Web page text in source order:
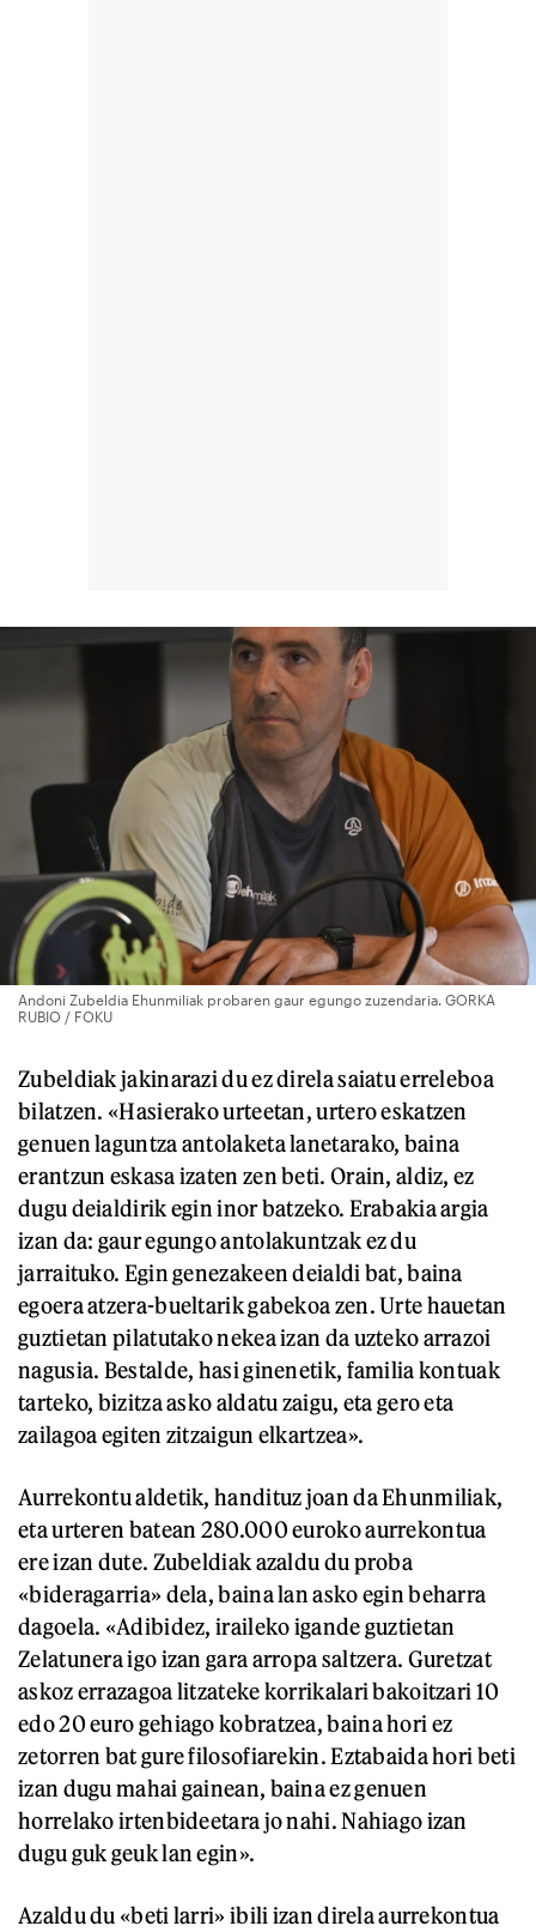
Andoni Zubeldia Ehunmiliak probaren gaur egungo zuzendaria. GORKA
RUBIO / FOKU
Zubeldiak jakinarazi du ez direla saiatu erreleboa
bilatzen. «Hasierako urteetan, urtero eskatzen
genuen laguntza antolaketa lanetarako, baina
erantzun eskasa izaten zen beti. Orain, aldiz, ez
dugu deialdirik egin inor batzeko. Erabakia argia
izan da: gaur egungo antolakuntzak ez du
jarraituko. Egin genezakeen deialdi bat, baina
egoera atzera-bueltarik gabekoa zen. Urte hauetan
guztietan pilatutako nekea izan da uzteko arrazoi
nagusia. Bestalde, hasi ginenetik, familia kontuak
tarteko, bizitza asko aldatu zaigu, eta gero eta
zailagoa egiten zitzaigun elkartzea».
Aurrekontu aldetik, handituz joan da Ehunmiliak,
eta urteren batean 280.000 euroko aurrekontua
ere izan dute. Zubeldiak azaldu du proba
«bideragarria» dela, baina lan asko egin beharra
dagoela. «Adibidez, iraileko igande guztietan
Zelatunera igo izan gara arropa saltzera. Guretzat
askoz errazagoa litzateke korrikalari bakoitzari 10
edo 20 euro gehiago kobratzea, baina hori ez
zetorren bat gure filosofiarekin. Eztabaida hori beti
izan dugu mahai gainean, baina ez genuen
horrelako irtenbideetara jo nahi. Nahiago izan
dugu guk geuk lan egin».
Azaldu du «beti larri» ibili izan direla aurrekontua